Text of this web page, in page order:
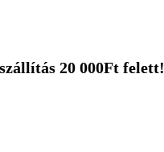
20 000Ft felett!